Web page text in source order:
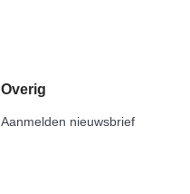
Overig
Aanmelden nieuwsbrief